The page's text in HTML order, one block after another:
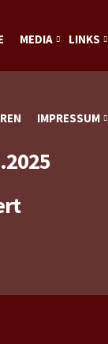
MEDIA LINKS
IMPRESSUM
für